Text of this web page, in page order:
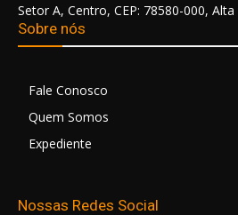
Setor A, Centro, CEP: 78580-000,
Sobre nós
Fale Conosco
Quem Somos
Expediente
Nossas Redes Social